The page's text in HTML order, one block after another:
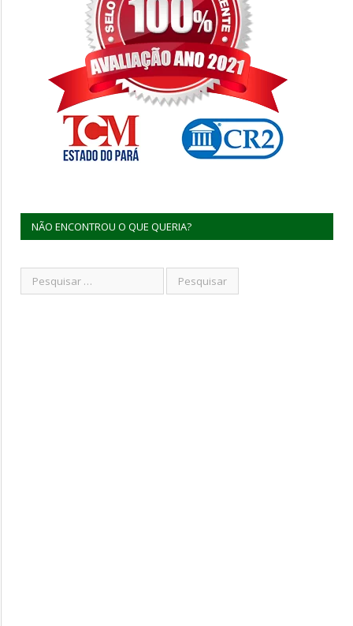
NÃO ENCONTROU O QUE QUERIA?